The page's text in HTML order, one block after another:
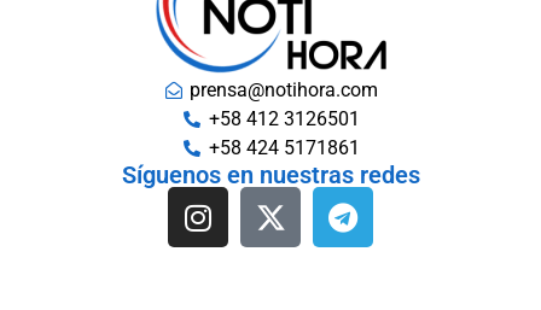
prensa@notihora.com
+58 412 3126501
+58 424 5171861
Síguenos en nuestras redes